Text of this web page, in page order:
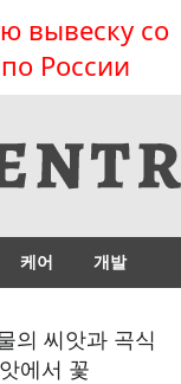
вывеску со
России
케어 개발
의 씨앗과 곡식
에서 꽃